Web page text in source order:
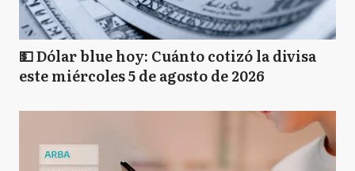
💵 Dólar blue hoy: Cuánto cotizó la divisa
este miércoles 5 de agosto de 2026